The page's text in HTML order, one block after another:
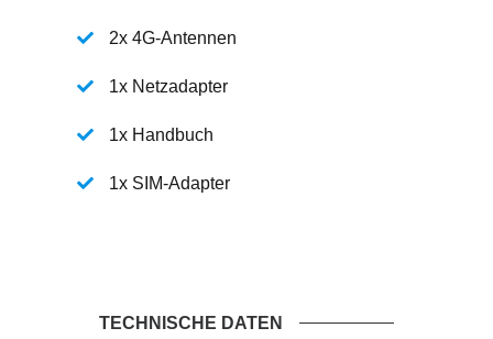
2x 4G-Antennen
1x Netzadapter
1x Handbuch
1x SIM-Adapter
TECHNISCHE DATEN